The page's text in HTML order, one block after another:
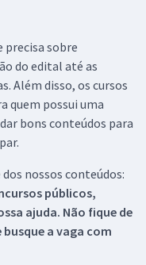
precisa sobre
do edital até as
Além disso, os cursos
quem possui uma
bons conteúdos para
nossos conteúdos:
públicos,
ajuda. Não fique de
a vaga com